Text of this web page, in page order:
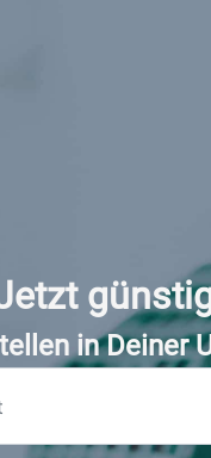
in Deiner